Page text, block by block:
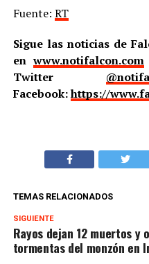
Fuente: RT
Sigue las noticias de
enwww.notifalcon.com
Twitter
Facebook:https://
TEMAS RELACIONADOS
SIGUIENTE
Rayos dejan 12 muertos y
tormentas del monzón en